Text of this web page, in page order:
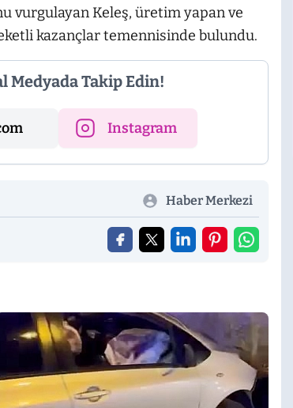
vurgulayan Keleş, üretim yapan ve
kazançlar temennisinde bulundu.
Medyada Takip Edin!
Instagram
Haber Merkezi